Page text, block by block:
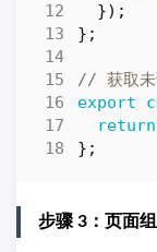
});
};
export
return
};
步骤 3：页面